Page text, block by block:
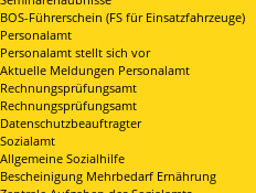
BOS-Führerschein (FS für Einsatzfahrzeuge)
Personalamt
Personalamt stellt sich vor
Aktuelle Meldungen Personalamt
Rechnungsprüfungsamt
Rechnungsprüfungsamt
Datenschutzbeauftragter
Sozialamt
Allgemeine Sozialhilfe
Bescheinigung Mehrbedarf Ernährung